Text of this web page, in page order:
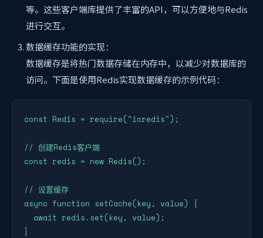
等。这些客户端库提供了丰富的API，可以方便地与Redis
进行交互。
数据缓存功能的实现：
数据缓存是将热门数据存储在内存中，以减少对数据库的
访问。下面是使用Redis实现数据缓存的示例代码：
const Redis = require("ioredis");
// 创建Redis客户端
const redis = new Redis();
// 设置缓存
async function setCache(key, value) {
  await redis.set(key, value);
}